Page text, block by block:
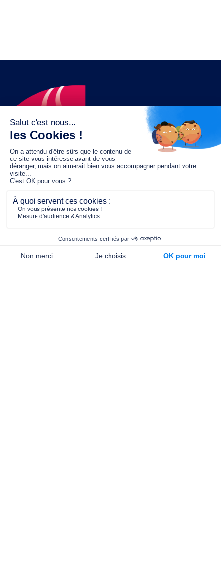
Le fonds de dotation MGC s’engage à
jouer un rôle dans la prévention santé
pour tous.
2/4 place de l’Abbé G. Hénocque
75637 PARIS CEDEX 13
01 40 78 06 56
Nous contacter
Qui sommes-nous ?